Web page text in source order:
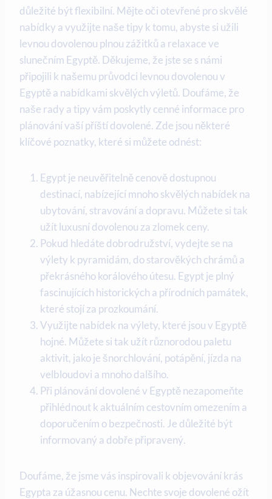
důležité být flexibilní. Mějte oči otevřené pro skvělé
nabídky a využijte naše tipy k tomu, abyste si užili
levnou dovolenou plnou zážitků a relaxace ve
slunečním Egyptě. Děkujeme, že jste se s námi
připojili k našemu průvodci levnou dovolenou v
Egyptě a nabídkami skvělých výletů. Doufáme, že
naše rady a tipy vám poskytly cenné informace pro
plánování vaší příští dovolené. Zde jsou některé
klíčové poznatky, které si můžete odnést:
Egypt je neuvěřitelně cenově dostupnou
destinací, nabízející mnoho skvělých nabídek na
ubytování, stravování a dopravu. Můžete si tak
užít luxusní dovolenou za zlomek ceny.
Pokud hledáte dobrodružství, vydejte se na
výlety k pyramidám, do starověkých chrámů a
překrásného korálového útesu. Egypt je plný
fascinujících historických a přírodních památek,
které stojí za prozkoumání.
Využijte nabídek na výlety, které jsou v Egyptě
hojné. Můžete si tak užít různorodou paletu
aktivit, jako je šnorchlování, potápění, jízda na
velbloudovi a mnoho dalšího.
Při plánování dovolené v Egyptě nezapomeňte
přihlédnout k aktuálním cestovním omezením a
doporučením o bezpečnosti. Je důležité být
informovaný a dobře připravený.
Doufáme, že jsme vás inspirovali k objevování krás
Egypta za úžasnou cenu. Nechte svoje dovolené ožít